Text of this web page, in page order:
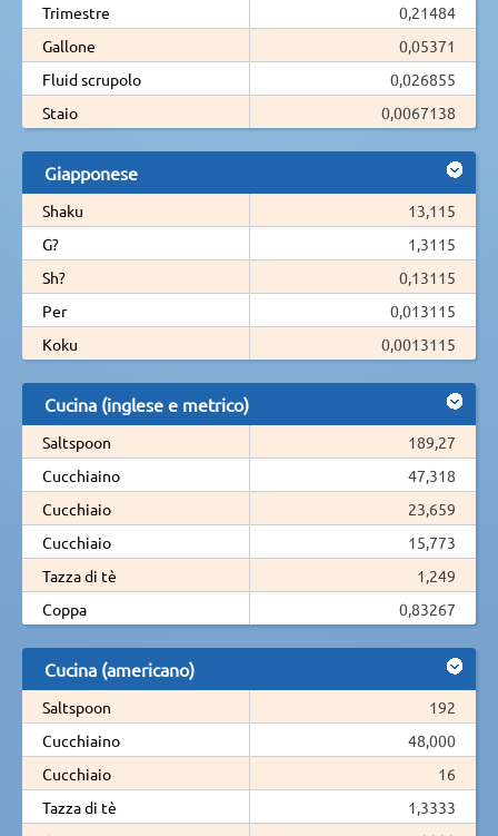
Trimestre
0,21484
Gallone
0,05371
Fluid scrupolo
0,026855
Staio
0,0067138
Giapponese
Shaku
13,115
G?
1,3115
Sh?
0,13115
Per
0,013115
Koku
0,0013115
Cucina (inglese e metrico)
Saltspoon
189,27
Cucchiaino
47,318
Cucchiaio
23,659
Cucchiaio
15,773
Tazza di tè
1,249
Coppa
0,83267
Cucina (americano)
Saltspoon
192
Cucchiaino
48,000
Cucchiaio
16
Tazza di tè
1,3333